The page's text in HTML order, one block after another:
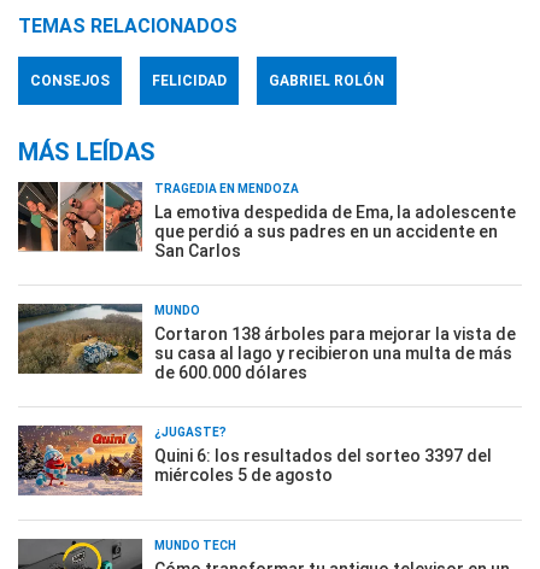
TEMAS RELACIONADOS
CONSEJOS FELICIDAD GABRIEL ROLÓN
MÁS LEÍDAS
TRAGEDIA EN MENDOZA
La emotiva despedida de Ema, la adolescente
que perdió a sus padres en un accidente en
San Carlos
MUNDO
Cortaron 138 árboles para mejorar la vista de
su casa al lago y recibieron una multa de más
de 600.000 dólares
¿JUGASTE?
Quini 6: los resultados del sorteo 3397 del
miércoles 5 de agosto
MUNDO TECH